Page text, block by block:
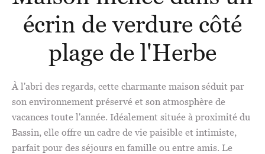
écrin de verdure côté
plage de l'Herbe
À l'abri des regards, cette charmante maison séduit par
son environnement préservé et son atmosphère de
vacances toute l'année. Idéalement située à proximité du
Bassin, elle offre un cadre de vie paisible et intimiste,
parfait pour des séjours en famille ou entre amis. Le